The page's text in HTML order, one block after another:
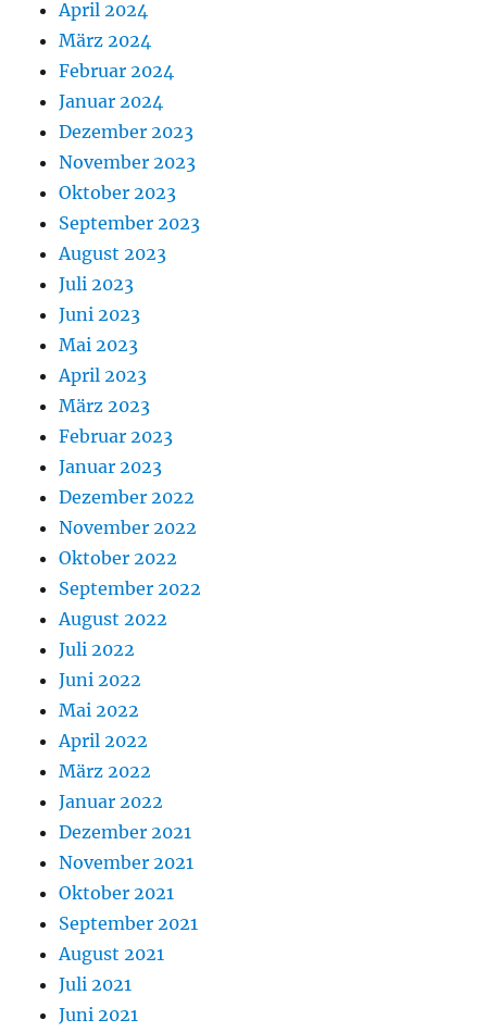
April 2024
März 2024
Februar 2024
Januar 2024
Dezember 2023
November 2023
Oktober 2023
September 2023
August 2023
Juli 2023
Juni 2023
Mai 2023
April 2023
März 2023
Februar 2023
Januar 2023
Dezember 2022
November 2022
Oktober 2022
September 2022
August 2022
Juli 2022
Juni 2022
Mai 2022
April 2022
März 2022
Januar 2022
Dezember 2021
November 2021
Oktober 2021
September 2021
August 2021
Juli 2021
Juni 2021